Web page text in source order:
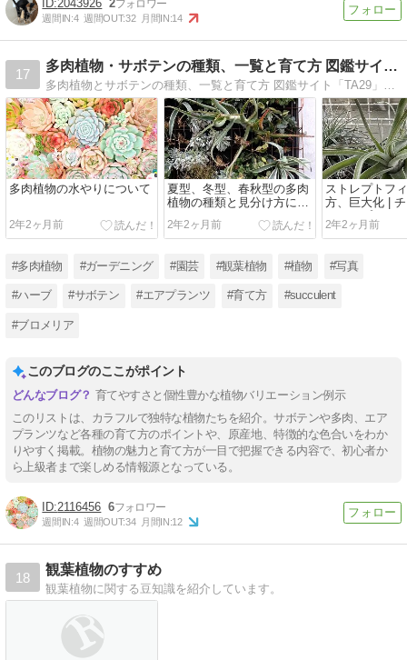
2043926 2
週間IN:4 週間OUT:32 月間IN:14
17
多肉植物・サボテンの種類、一覧と育て方 図鑑サイト｜TA29
多肉植物とサボテンの種類、一覧と育て方 図鑑サイト「TA29」のサイトです。植物・ガーデニング・園芸の育て方と種類、一覧の植物図鑑を紹介しています。
多肉植物の水やりについて
2年2ヶ月前
夏型、冬型、春秋型の多肉
植物の種類と見分け方につ
いて
2年2ヶ月前
ストレプトフ
方、巨大化 |
（エアプラン
2年2ヶ月前
#多肉植物 #ガーデニング #園芸 #観葉植物 #植物 #写真
#ハーブ #サボテン #エアプランツ #育て方 #succulent
#ブロメリア
このブログのここがポイント
育てやすさと個性豊かな植物バリエーション例示
このリストは、カラフルで独特な植物たちを紹介。サボテンや多肉、エア
プランツなど各種の育て方のポイントや、原産地、特徴的な色合いをわか
りやすく掲載。植物の魅力と育て方が一目で把握できる内容で、初心者か
ら上級者まで楽しめる情報源となっている。
2116456 6
週間IN:4 週間OUT:34 月間IN:12
18
観葉植物のすすめ
観葉植物に関する豆知識を紹介しています。